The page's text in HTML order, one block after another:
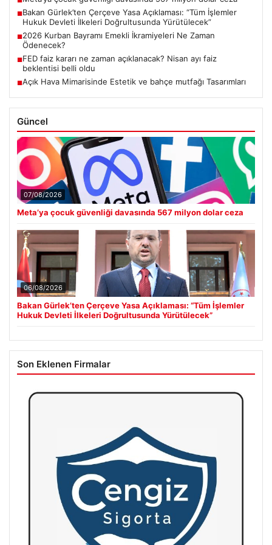
■Bakan Gürlek’ten Çerçeve Yasa Açıklaması: “Tüm İşlemler
Hukuk Devleti İlkeleri Doğrultusunda Yürütülecek”
■2026 Kurban Bayramı Emekli İkramiyeleri Ne Zaman
Ödenecek?
■FED faiz kararı ne zaman açıklanacak? Nisan ayı faiz
beklentisi belli oldu
■Açık Hava Mimarisinde Estetik ve bahçe mutfağı Tasarımları
Güncel
07/08/2026
Meta’ya çocuk güvenliği davasında 567 milyon dolar ceza
06/08/2026
Bakan Gürlek’ten Çerçeve Yasa Açıklaması: “Tüm İşlemler
Hukuk Devleti İlkeleri Doğrultusunda Yürütülecek”
Son Eklenen Firmalar